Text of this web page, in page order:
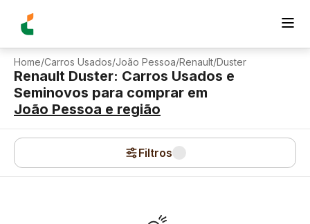
Home/Carros Usados/João Pessoa/Renault/Duster
Renault Duster: Carros Usados e
Seminovos para comprar em
João Pessoa e região
Filtros